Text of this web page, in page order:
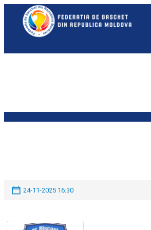
Перейти
содержимому
24-11-2025 16:30